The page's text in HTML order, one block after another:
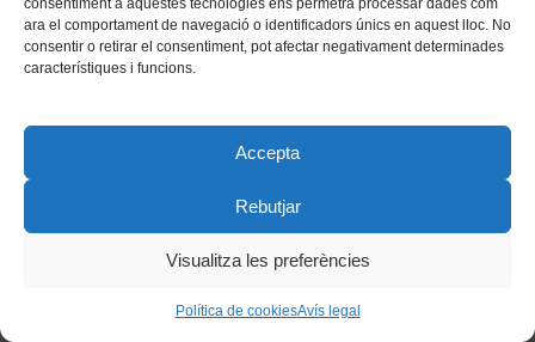
consentiment a aquestes tecnologies ens permetrà processar dades com
ara el comportament de navegació o identificadors únics en aquest lloc. No
consentir o retirar el consentiment, pot afectar negativament determinades
característiques i funcions.
Accepta
Rebutjar
Visualitza les preferències
Política de cookiesAvís legal